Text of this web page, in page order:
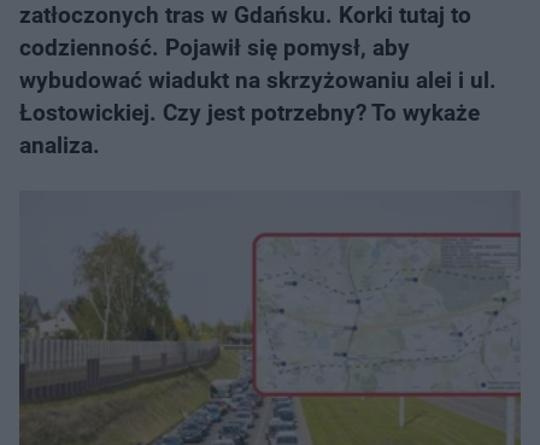
zatłoczonych tras w Gdańsku. Korki tutaj to
codzienność. Pojawił się pomysł, aby
wybudować wiadukt na skrzyżowaniu alei i ul.
Łostowickiej. Czy jest potrzebny? To wykaże
analiza.